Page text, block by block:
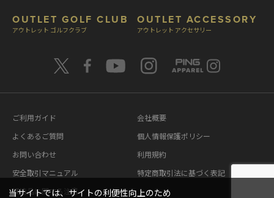
OUTLET GOLF CLUB
アウトレット ゴルフクラブ
OUTLET ACCESSORY
アウトレット アクセサリー
ご利用ガイド
よくあるご質問
お問い合わせ
安全取引マニュアル
模造品に関する注意
会社概要
個人情報保護ポリシー
利用規約
特定商取引法に基づく表記
当サイトでは、サイトの利便性向上のため